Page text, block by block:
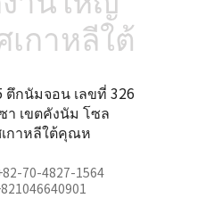
เกาหลีใต้
กนัมจอน เลขที่ 326
เขตคังนัม โซล
เกาหลีใต้คุณห
70-4827-1564